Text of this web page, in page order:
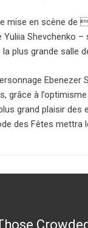
mise en scène de
Shevchenko
plus grande salle
à
grand plaisir
des Fêtes